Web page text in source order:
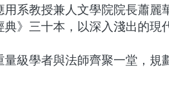
系教授兼人文學院院長蕭麗
典》三十本，以深入淺出的現
級學者與法師齊聚一堂，規